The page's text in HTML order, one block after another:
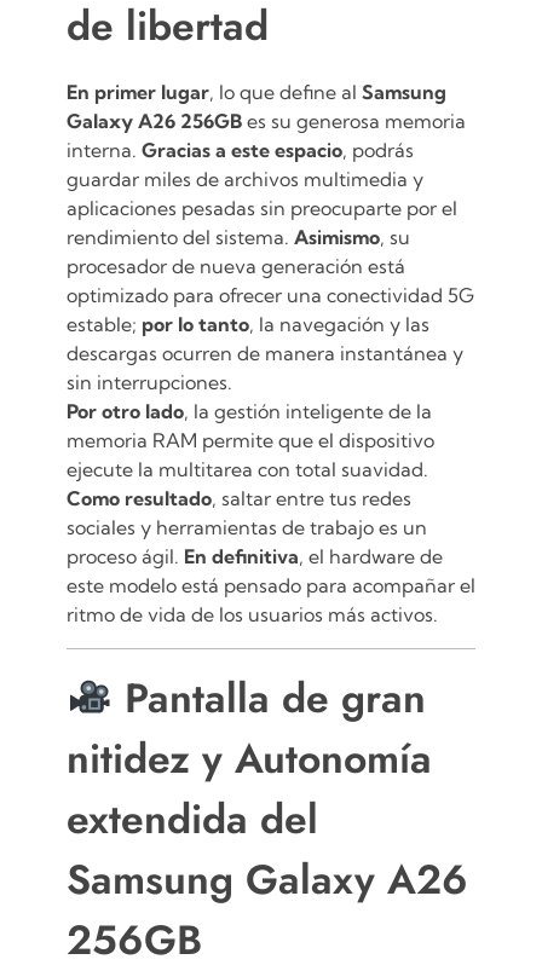
de libertad
En primer lugar, lo que define al Samsung
Galaxy A26 256GB es su generosa memoria
interna. Gracias a este espacio, podrás
guardar miles de archivos multimedia y
aplicaciones pesadas sin preocuparte por el
rendimiento del sistema. Asimismo, su
procesador de nueva generación está
optimizado para ofrecer una conectividad 5G
estable; por lo tanto, la navegación y las
descargas ocurren de manera instantánea y
sin interrupciones.
Por otro lado, la gestión inteligente de la
memoria RAM permite que el dispositivo
ejecute la multitarea con total suavidad.
Como resultado, saltar entre tus redes
sociales y herramientas de trabajo es un
proceso ágil. En definitiva, el hardware de
este modelo está pensado para acompañar el
ritmo de vida de los usuarios más activos.
Pantalla de gran
nitidez y Autonomía
extendida del
Samsung Galaxy A26
256GB